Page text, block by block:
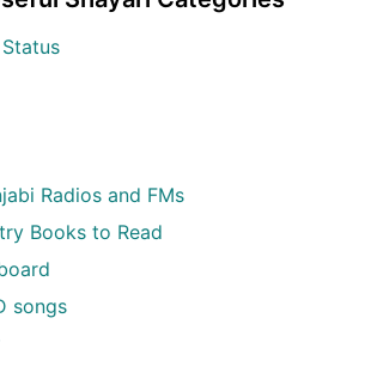
Radios and FMs
Books to Read
songs